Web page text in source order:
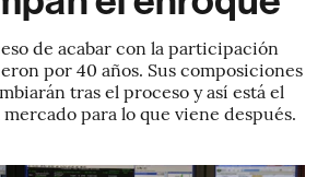
de acabar con la participación
por 40 años. Sus composiciones
tras el proceso y así está el
para lo que viene después.